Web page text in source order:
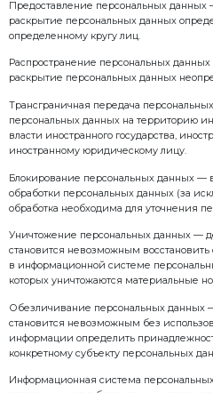
актами, операторами,
муниципальными
– договоры, заключаемые
данных; – иные
нормативные документы
власти.
2.2. В целях реализации
Стройтехника»
нормативные акты и иные
– положение об
Стройтехника»;
– положение об
обработке в
«Завод Стройтехника»;